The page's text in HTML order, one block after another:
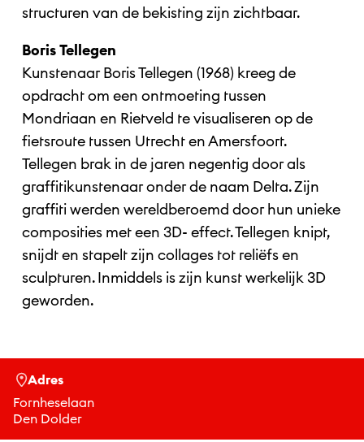
structuren van de bekisting zijn zichtbaar.
Boris Tellegen
Kunstenaar Boris Tellegen (1968) kreeg de
opdracht om een ontmoeting tussen
Mondriaan en Rietveld te visualiseren op de
fietsroute tussen Utrecht en Amersfoort.
Tellegen brak in de jaren negentig door als
graffitikunstenaar onder de naam Delta. Zijn
graffiti werden wereldberoemd door hun unieke
composities met een 3D- effect. Tellegen knipt,
snijdt en stapelt zijn collages tot reliëfs en
sculpturen. Inmiddels is zijn kunst werkelijk 3D
geworden.
Adres
Fornheselaan
Den Dolder